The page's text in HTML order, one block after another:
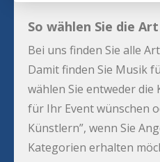
So wählen Sie die
Bei uns finden Sie alle
Damit finden Sie Musik
wählen Sie entweder die
für Ihr Event wünschen
Künstlern”, wenn Sie
Kategorien erhalten